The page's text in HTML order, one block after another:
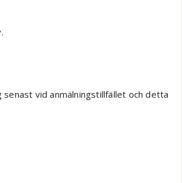
vid anmälningstillfället och detta